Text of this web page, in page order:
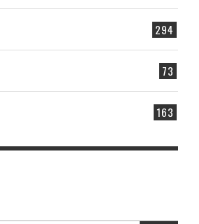
294
73
163